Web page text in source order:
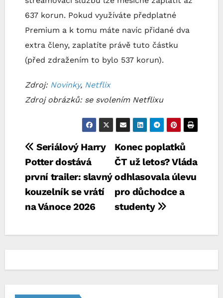
637 korun. Pokud využíváte předplatné
Premium a k tomu máte navíc přidané dva
extra členy, zaplatíte právě tuto částku
(před zdražením to bylo 537 korun).
Zdroj: Novinky, Netflix
Zdroj obrázků: se svolením Netflixu
Navigace
pro
příspěvek
Konec poplatků
ČT už letos? Vláda
odhlasovala úlevu
pro důchodce a
studenty
Seriálový Harry
Potter dostává
první trailer: slavný
kouzelník se vrátí
na Vánoce 2026